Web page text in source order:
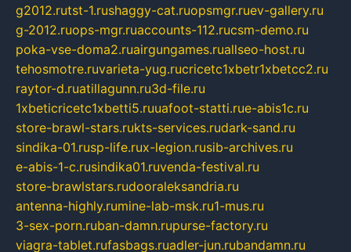
g2012.rutst-1.rushaggy-cat.ruopsmgr.ruev-gallery.ru
g-2012.ruops-mgr.ruaccounts-112.rucsm-demo.ru
poka-vse-doma2.ruairgungames.ruallseo-host.ru
tehosmotre.ruvarieta-yug.rucricetc1xbetr1xbetcc2.ru
raytor-d.ruatillagunn.ru3d-file.ru
1xbeticricetc1xbetti5.ruuafoot-statti.rue-abis1c.ru
store-brawl-stars.rukts-services.rudark-sand.ru
sindika-01.rusp-life.rux-legion.rusib-archives.ru
e-abis-1-c.rusindika01.ruvenda-festival.ru
store-brawlstars.rudooraleksandria.ru
antenna-highly.rumine-lab-msk.ru1-mus.ru
3-sex-porn.ruban-damn.rupurse-factory.ru
viagra-tablet.rufasbags.ruadler-jun.rubandamn.ru